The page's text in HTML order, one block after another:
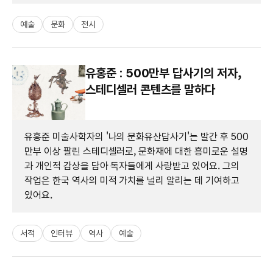
예술 문화 전시
유홍준 : 500만부 답사기의 저자,
스테디셀러 콘텐츠를 말하다
유홍준 미술사학자의 '나의 문화유산답사기'는 발간 후 500
만부 이상 팔린 스테디셀러로, 문화재에 대한 흥미로운 설명
과 개인적 감상을 담아 독자들에게 사랑받고 있어요. 그의
작업은 한국 역사의 미적 가치를 널리 알리는 데 기여하고
있어요.
서적 인터뷰 역사 예술